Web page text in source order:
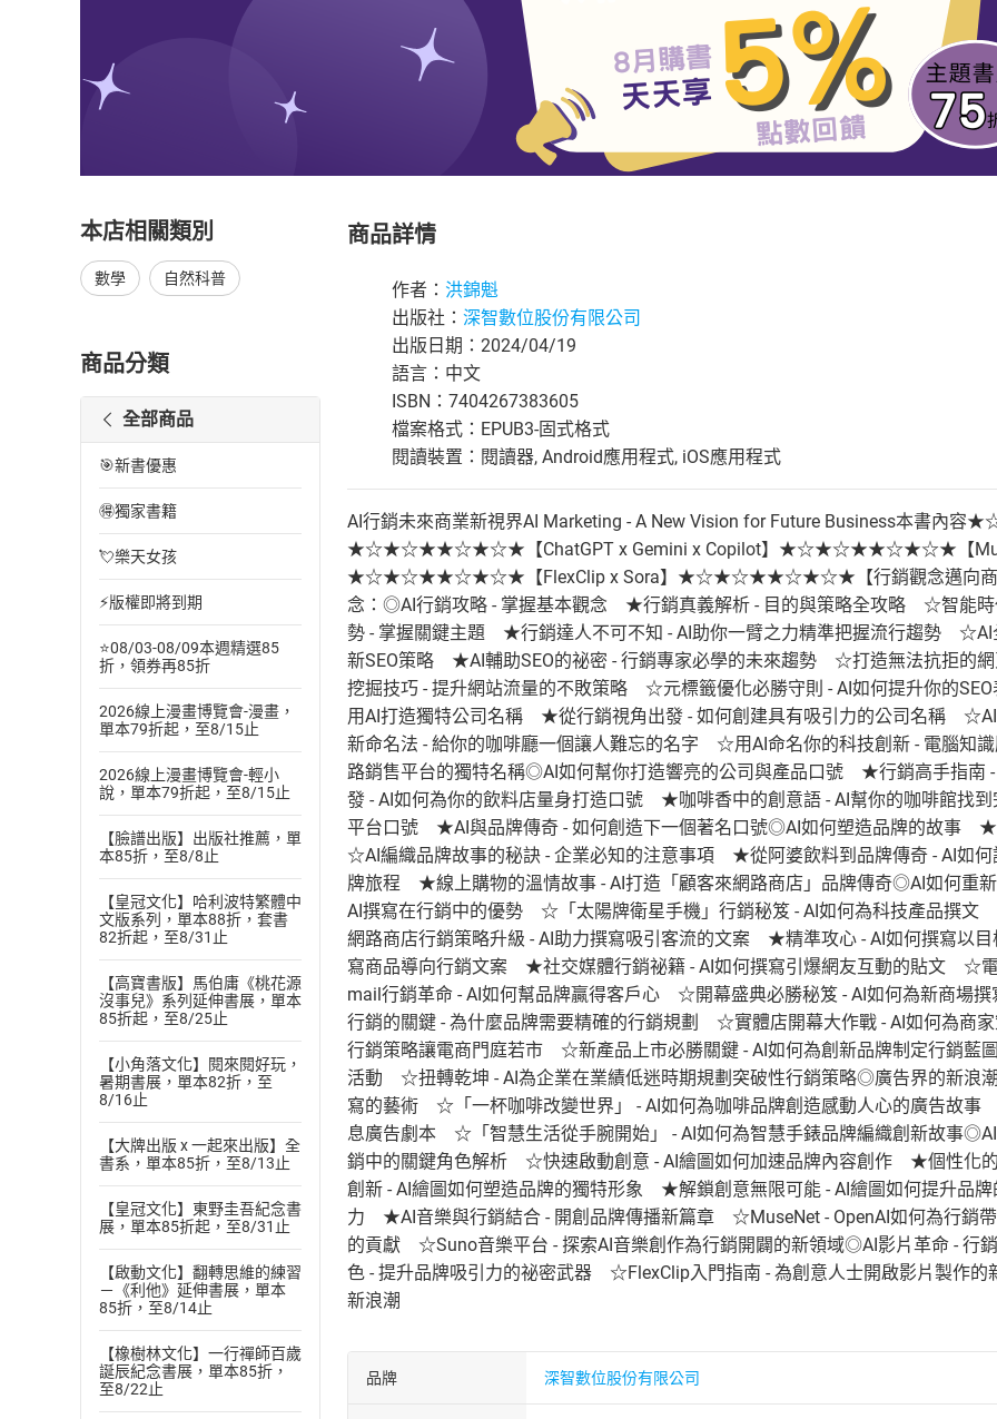
本店相關類別
數學 自然科普
商品分類
全部商品
🎯新書優惠
🉐獨家書籍
💘樂天女孩
⚡版權即將到期
⭐08/03-08/09本週精選85
折，領券再85折
2026線上漫畫博覽會-漫畫，
單本79折起，至8/15止
2026線上漫畫博覽會-輕小
說，單本79折起，至8/15止
【臉譜出版】出版社推薦，單
本85折，至8/8止
【皇冠文化】哈利波特繁體中
文版系列，單本88折，套書
82折起，至8/31止
【高寶書版】馬伯庸《桃花源
沒事兒》系列延伸書展，單本
85折起，至8/25止
【小角落文化】閱來閱好玩，
暑期書展，單本82折，至
8/16止
【大牌出版 x 一起來出版】全
書系，單本85折，至8/13止
【皇冠文化】東野圭吾紀念書
展，單本85折起，至8/31止
【啟動文化】翻轉思維的練習
－《利他》延伸書展，單本
85折，至8/14止
【橡樹林文化】一行禪師百歲
誕辰紀念書展，單本85折，
至8/22止
商品詳情
作者： 洪錦魁
出版社： 深智數位股份有限公司
出版日期：2024/04/19
語言：中文
ISBN：7404267383605
檔案格式：EPUB3-固式格式
閱讀裝置：閱讀器, Android應用程式, iOS應用程式
AI行銷未來商業新視界AI Marketing - A New Vision for Future Business本書內
★☆★☆★★☆★☆★【ChatGPT x Gemini x Copilot】★☆★☆★★☆★☆★【
★☆★☆★★☆★☆★【FlexClip x Sora】★☆★☆★★☆★☆★【行銷觀念邁向商業
念：◎AI行銷攻略 - 掌握基本觀念 ★行銷真義解析 - 目的與策略全攻略 ☆智能時
勢 - 掌握關鍵主題 ★行銷達人不可不知 - AI助你一臂之力精準把握流行趨勢 ☆AI
新SEO策略 ★AI輔助SEO的祕密 - 行銷專家必學的未來趨勢 ☆打造無法抗拒的
挖掘技巧 - 提升網站流量的不敗策略 ☆元標籤優化必勝守則 - AI如何提升你的
用AI打造獨特公司名稱 ★從行銷視角出發 - 如何創建具有吸引力的公司名稱
新命名法 - 給你的咖啡廳一個讓人難忘的名字 ☆用AI命名你的科技創新 - 電腦知
路銷售平台的獨特名稱◎AI如何幫你打造響亮的公司與產品口號 ★行銷高手指
發 - AI如何為你的飲料店量身打造口號 ★咖啡香中的創意語 - AI幫你的咖啡館找
平台口號 ★AI與品牌傳奇 - 如何創造下一個著名口號◎AI如何塑造品牌的故事
☆AI編織品牌故事的秘訣 - 企業必知的注意事項 ★從阿婆飲料到品牌傳奇 - AI如
牌旅程 ★線上購物的溫情故事 - AI打造「顧客來網路商店」品牌傳奇◎AI如何重
AI撰寫在行銷中的優勢 ☆「太陽牌衛星手機」行銷秘笈 - AI如何為科技產品撰
網路商店行銷策略升級 - AI助力撰寫吸引客流的文案 ★精準攻心 - AI如何撰寫以
寫商品導向行銷文案 ★社交媒體行銷祕籍 - AI如何撰寫引爆網友互動的貼文 ☆
mail行銷革命 - AI如何幫品牌贏得客戶心 ☆開幕盛典必勝秘笈 - AI如何為新商
行銷的關鍵 - 為什麼品牌需要精確的行銷規劃 ☆實體店開幕大作戰 - AI如何為商
行銷策略讓電商門庭若市 ☆新產品上市必勝關鍵 - AI如何為創新品牌制定行銷
活動 ☆扭轉乾坤 - AI為企業在業績低迷時期規劃突破性行銷策略◎廣告界的新浪
寫的藝術 ☆「一杯咖啡改變世界」 - AI如何為咖啡品牌創造感動人心的廣告故
息廣告劇本 ☆「智慧生活從手腕開始」 - AI如何為智慧手錶品牌編織創新故事
銷中的關鍵角色解析 ☆快速啟動創意 - AI繪圖如何加速品牌內容創作 ★個性化
創新 - AI繪圖如何塑造品牌的獨特形象 ★解鎖創意無限可能 - AI繪圖如何提升品
力 ★AI音樂與行銷結合 - 開創品牌傳播新篇章 ☆MuseNet - OpenAI如何為行銷
的貢獻 ☆Suno音樂平台 - 探索AI音樂創作為行銷開闢的新領域◎AI影片革命 -
色 - 提升品牌吸引力的祕密武器 ☆FlexClip入門指南 - 為創意人士開啟影片製作
新浪潮
品牌 深智數位股份有限公司